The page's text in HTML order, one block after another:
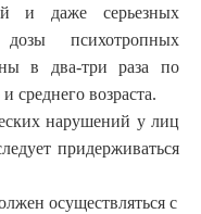
и даже серьезных
психотропных
в два-три раза по
среднего возраста.
нарушений у лиц
придерживаться
осуществляться с